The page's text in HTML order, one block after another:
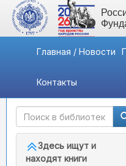
Главная / Новости
Контакты
Быстрый доступ
Здесь ищут и
находят книги